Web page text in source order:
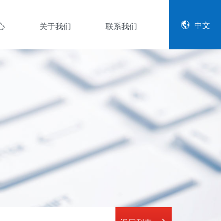
关于我们
公司简介
资质证书
联系我们 中文